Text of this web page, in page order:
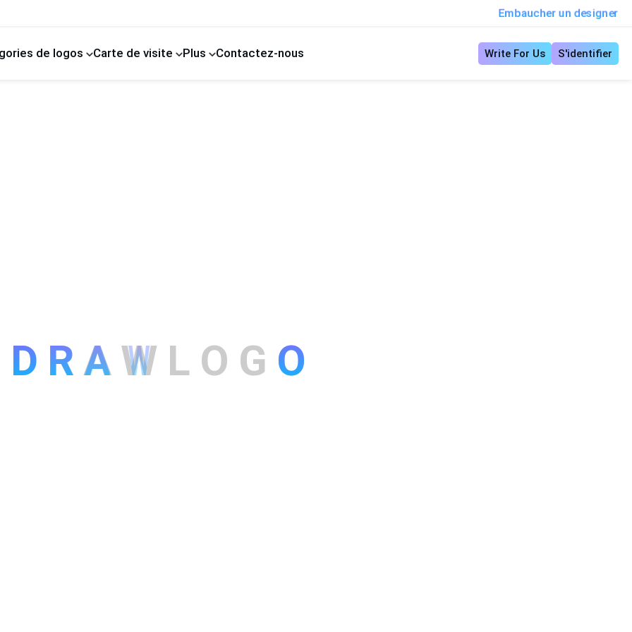
D RA W L O G O
Embaucher un designer
de logos Carte de visite Plus Contactez-nous Write For Us S'identifier